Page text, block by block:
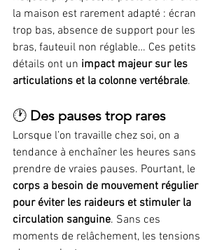
la maison est rarement adapté : écran
trop bas, absence de support pour les
bras, fauteuil non réglable… Ces petits
détails ont un impact majeur sur les
articulations et la colonne vertébrale.
🕐 Des pauses trop rares
Lorsque l’on travaille chez soi, on a
tendance à enchaîner les heures sans
prendre de vraies pauses. Pourtant, le
corps a besoin de mouvement régulier
pour éviter les raideurs et stimuler la
circulation sanguine. Sans ces
moments de relâchement, les tensions